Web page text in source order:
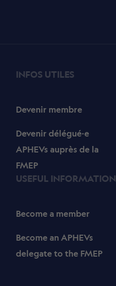
INFOS UTILES
Devenir membre
Devenir délégué·e
APHEVs auprès de la
FMEP
USEFUL INFORMATION
Become a member
Become an APHEVs
delegate to the FMEP